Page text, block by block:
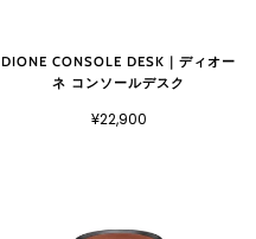
DIONE CONSOLE DESK｜ディオー
ネ コンソールデスク
¥22,900